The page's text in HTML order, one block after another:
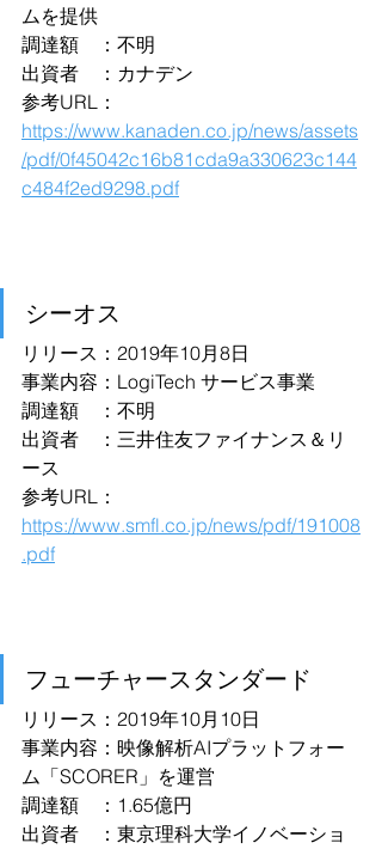
ムを提供
調達額　：不明
出資者　：カナデン
参考URL：
https://www.kanaden.co.jp/news/assets
/pdf/0f45042c16b81cda9a330623c144
c484f2ed9298.pdf
シーオス
リリース：2019年10月8日
事業内容：LogiTech サービス事業
調達額　：不明
出資者　：三井住友ファイナンス＆リ
ース
参考URL：
https://www.smfl.co.jp/news/pdf/191008
.pdf
フューチャースタンダード
リリース：2019年10月10日
事業内容：映像解析AIプラットフォー
ム「SCORER」を運営
調達額　：1.65億円
出資者　：東京理科大学イノベーショ